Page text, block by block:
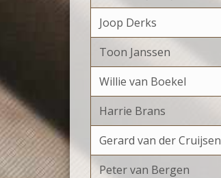
Joop Derks
Toon Janssen
Willie van Boekel
Harrie Brans
Gerard van der Cruijsen
Peter van Bergen